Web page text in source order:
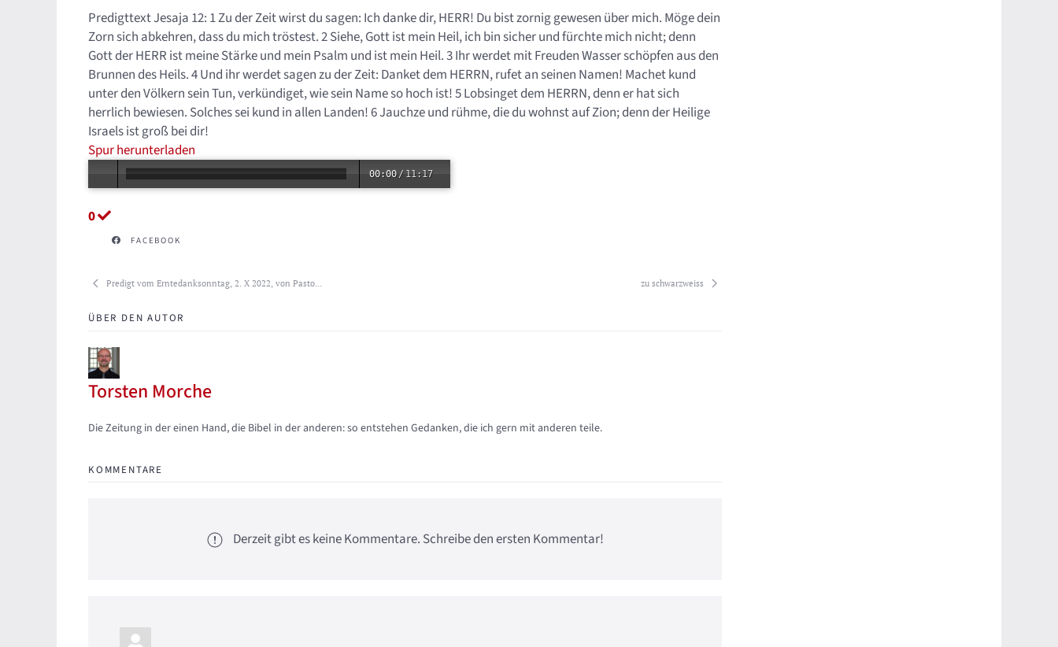
Predigttext Jesaja 12: 1 Zu der Zeit wirst du sagen: Ich danke dir, HERR! Du bist zornig gewesen über mich. Möge dein
Zorn sich abkehren, dass du mich tröstest. 2 Siehe, Gott ist mein Heil, ich bin sicher und fürchte mich nicht; denn
Gott der HERR ist meine Stärke und mein Psalm und ist mein Heil. 3 Ihr werdet mit Freuden Wasser schöpfen aus den
Brunnen des Heils. 4 Und ihr werdet sagen zu der Zeit: Danket dem HERRN, rufet an seinen Namen! Machet kund
unter den Völkern sein Tun, verkündiget, wie sein Name so hoch ist! 5 Lobsinget dem HERRN, denn er hat sich
herrlich bewiesen. Solches sei kund in allen Landen! 6 Jauchze und rühme, die du wohnst auf Zion; denn der Heilige
Israels ist groß bei dir!
Spur herunterladen
00:00 / 11:17
0
FACEBOOK
Predigt vom Erntedanksonntag, 2. X 2022, von Pasto... zu schwarzweiss
ÜBER DEN AUTOR
Torsten Morche
Updates abonnieren
Abo von Updates dieses Autors beenden
Die Zeitung in der einen Hand, die Bibel in der anderen: so entstehen Gedanken, die ich gern mit anderen teile.
KOMMENTARE
Derzeit gibt es keine Kommentare. Schreibe den ersten Kommentar!